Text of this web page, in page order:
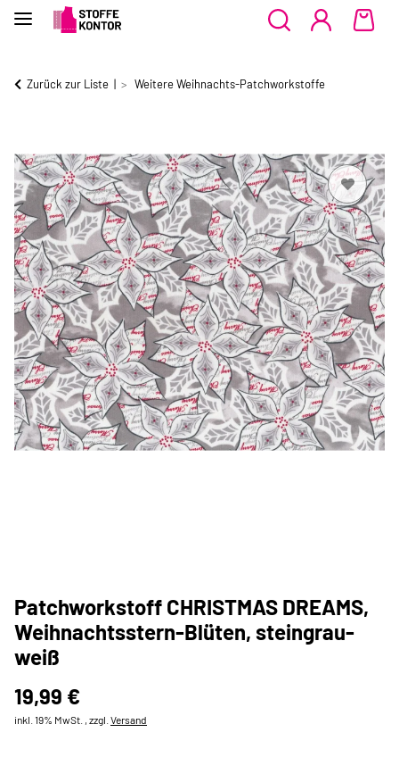
Zurück zur Liste Weitere Weihnachts-Patchworkstoffe
Patchworkstoff CHRISTMAS DREAMS,
Weihnachtsstern-Blüten, steingrau-
weiß
19,99 €
inkl. 19% MwSt. , zzgl. Versand